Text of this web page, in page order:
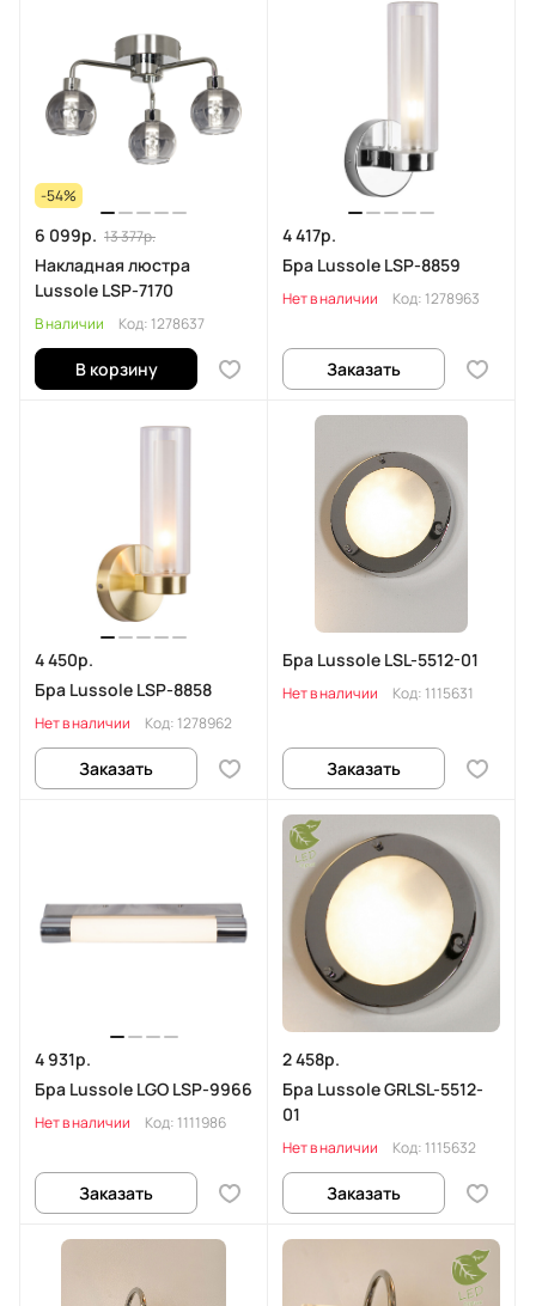
-54%
6 099р. 13 377р.
Накладная люстра
Lussole LSP-7170
В наличии Код: 1278637
В корзину
4 417р.
Бра Lussole LSP-8859
Нет в наличии Код: 1278963
Заказать
4 450р.
Бра Lussole LSP-8858
Нет в наличии Код: 1278962
Заказать
Бра Lussole LSL-5512-01
Нет в наличии Код: 1115631
Заказать
4 931р.
Бра Lussole LGO LSP-9966
Нет в наличии Код: 1111986
Заказать
2 458р.
Бра Lussole GRLSL-5512-
01
Нет в наличии Код: 1115632
Заказать